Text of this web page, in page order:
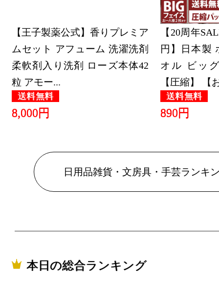
【王子製薬公式】香りプレミア
ムセット アフューム 洗濯洗剤
柔軟剤入り洗剤 ローズ本体42
粒 アモー...
送料無料
8,000円
【20周年
円】日本製
オル ビッ
【圧縮】 【
送料無料
890円
日用品雑貨・文房具・手芸ランキ
本日の総合ランキング